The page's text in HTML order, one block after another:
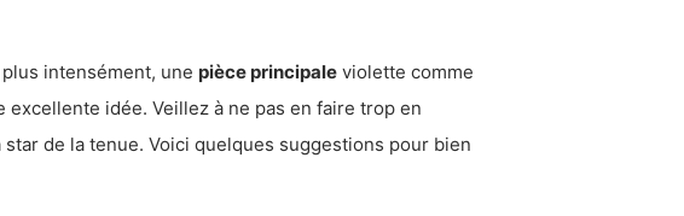
intensément, une pièce principale violette comme
excellente idée. Veillez à ne pas en faire trop en
de la tenue. Voici quelques suggestions pour bien